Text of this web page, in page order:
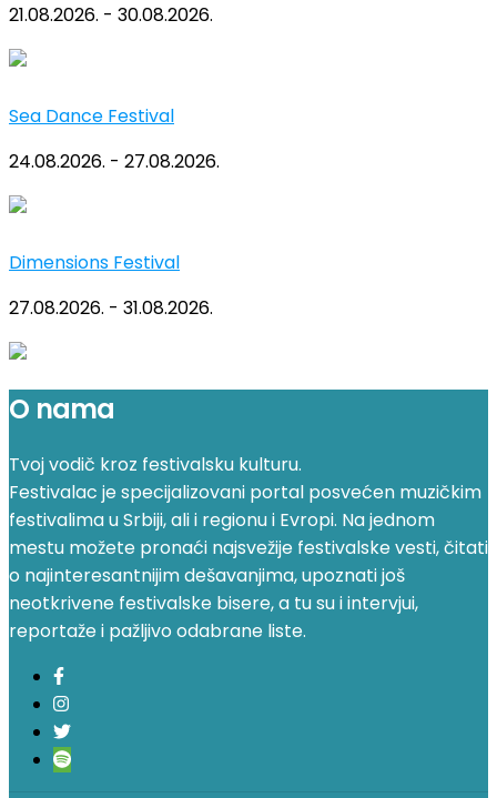
21.08.2026. - 30.08.2026.
Sea Dance Festival
24.08.2026. - 27.08.2026.
Dimensions Festival
27.08.2026. - 31.08.2026.
O nama
Tvoj vodič kroz festivalsku kulturu.
Festivalac je specijalizovani portal posvećen muzičkim
festivalima u Srbiji, ali i regionu i Evropi. Na jednom
mestu možete pronaći najsvežije festivalske vesti, čitati
o najinteresantnijim dešavanjima, upoznati još
neotkrivene festivalske bisere, a tu su i intervjui,
reportaže i pažljivo odabrane liste.